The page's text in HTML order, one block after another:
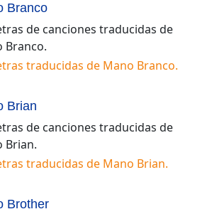
Branco
de canciones traducidas de
Branco.
traducidas de Mano Branco.
Brian
de canciones traducidas de
Brian.
traducidas de Mano Brian.
Brother